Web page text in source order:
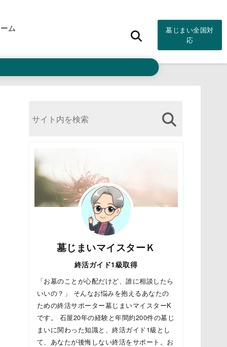
ム
墓じまい全国対
応
墓じまいマイスターＫ
終活ガイド1級取得
「お墓のことが心配だけど、誰に相談したら
いいの？」 そんなお悩みを抱えるあなたの
ための終活サポーター墓じまいマイスターK
です。 石屋20年の経験と年間約200件の墓じ
まいに関わった知識と、終活ガイド1級とし
て、あなたが後悔しない終活をサポート。お